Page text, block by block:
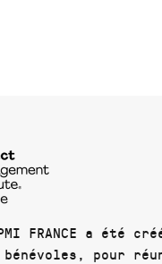
FRANCE a été
bénévoles, pour